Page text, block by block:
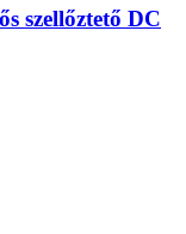
szellőztető DC